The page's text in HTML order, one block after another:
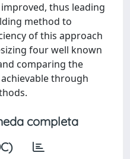
thus leading
method to
of this approach
four well known
comparing the
through
completa